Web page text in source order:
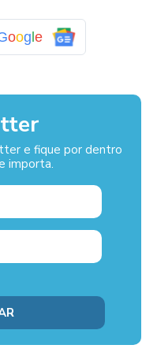
oogle
e fique por dentro
importa.